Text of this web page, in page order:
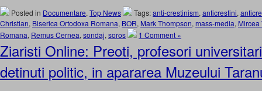
Posted in Documentare, Top News Tags:anti-crestinism, anticrestini,
Christian, Biserica Ortodoxa Romana, BOR, Mark Thompson, mass-media, Mircea
Romana, Remus Cernea, sondaj, soros 1 Comment »
Ziaristi Online: Preoti, profesori
detinuti politic, in apararea Muzeului